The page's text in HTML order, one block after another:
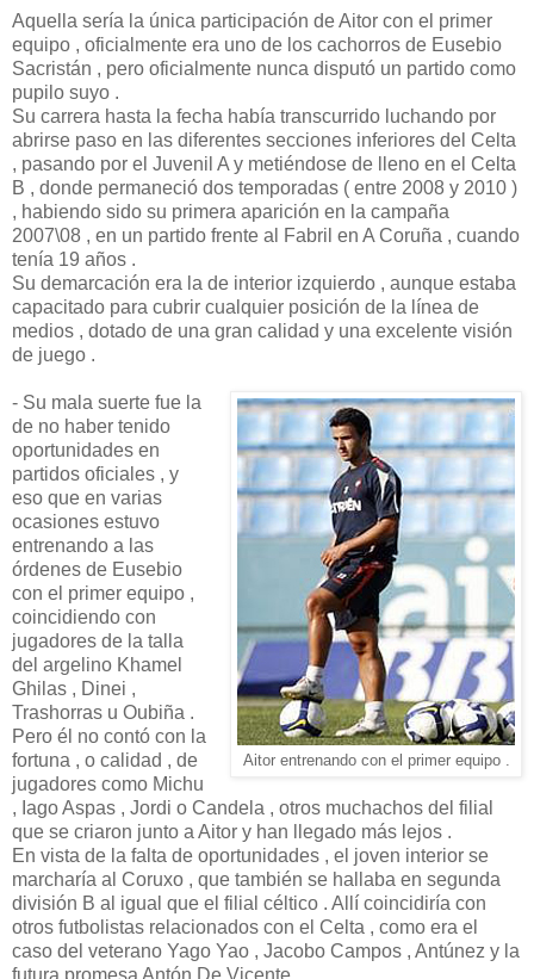
Aquella sería la única participación de Aitor con el primer
equipo , oficialmente era uno de los cachorros de Eusebio
Sacristán , pero oficialmente nunca disputó un partido como
pupilo suyo .
Su carrera hasta la fecha había transcurrido luchando por
abrirse paso en las diferentes secciones inferiores del Celta
, pasando por el Juvenil A y metiéndose de lleno en el Celta
B , donde permaneció dos temporadas ( entre 2008 y 2010 )
, habiendo sido su primera aparición en la campaña
2007\08 , en un partido frente al Fabril en A Coruña , cuando
tenía 19 años .
Su demarcación era la de interior izquierdo , aunque estaba
capacitado para cubrir cualquier posición de la línea de
medios , dotado de una gran calidad y una excelente visión
de juego .
Aitor entrenando con el primer equipo .
- Su mala suerte fue la
de no haber tenido
oportunidades en
partidos oficiales , y
eso que en varias
ocasiones estuvo
entrenando a las
órdenes de Eusebio
con el primer equipo ,
coincidiendo con
jugadores de la talla
del argelino Khamel
Ghilas , Dinei ,
Trashorras u Oubiña .
Pero él no contó con la
fortuna , o calidad , de
jugadores como Michu
, Iago Aspas , Jordi o Candela , otros muchachos del filial
que se criaron junto a Aitor y han llegado más lejos .
En vista de la falta de oportunidades , el joven interior se
marcharía al Coruxo , que también se hallaba en segunda
división B al igual que el filial céltico . Allí coincidiría con
otros futbolistas relacionados con el Celta , como era el
caso del veterano Yago Yao , Jacobo Campos , Antúnez y la
futura promesa Antón De Vicente .